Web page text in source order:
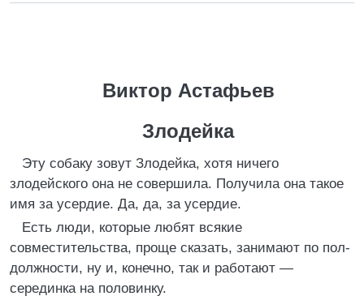
Виктор Астафьев
Злодейка
Эту собаку зовут Злодейка, хотя ничего
злодейского она не совершила. Получила она такое
имя за усердие. Да, да, за усердие.
Есть люди, которые любят всякие
совместительства, проще сказать, занимают по пол-
должности, ну и, конечно, так и работают —
серединка на половинку.